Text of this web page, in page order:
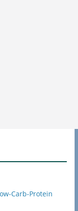
Carb-Protein